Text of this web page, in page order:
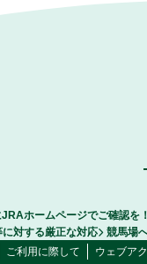
ホームページでご確認を！
対する厳正な対応
競馬場
ご利用に際して ウェブア